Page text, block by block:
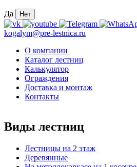
Да Нет
kogalym@pre-lestnica.ru
О компании
Каталог лестниц
Калькулятор
Ограждения
Доставка и монтаж
Контакты
Виды лестниц
Лестницы на 2 этаж
Деревянные